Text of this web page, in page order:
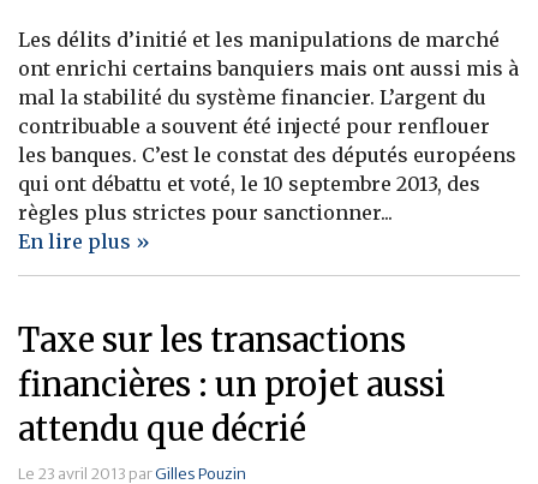
Les délits d’initié et les manipulations de marché
ont enrichi certains banquiers mais ont aussi mis à
mal la stabilité du système financier. L’argent du
contribuable a souvent été injecté pour renflouer
les banques. C’est le constat des députés européens
qui ont débattu et voté, le 10 septembre 2013, des
règles plus strictes pour sanctionner...
En lire plus »
Taxe sur les transactions
financières : un projet aussi
attendu que décrié
Le 23 avril 2013 parGilles Pouzin